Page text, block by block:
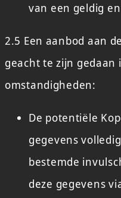
van een geldig
2.5 Een aanbod aan
geacht te zijn gedaan
omstandigheden:
De potentiële
gegevens
bestemde
deze gegevens